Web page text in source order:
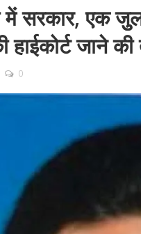
में सरकार, एक
जाने की
0